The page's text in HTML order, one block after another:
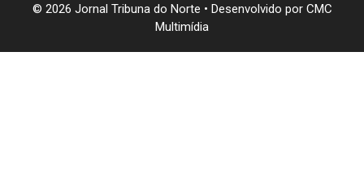
© 2026 Jornal Tribuna do Norte • Desenvolvido por CMC
Multimídia